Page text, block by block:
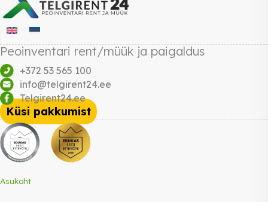
Peoinventari rent/müük ja paigaldus
+372 53 565 100
info@telgirent24.ee
Telgirent24.ee
Küsi pakkumist
Asukoht